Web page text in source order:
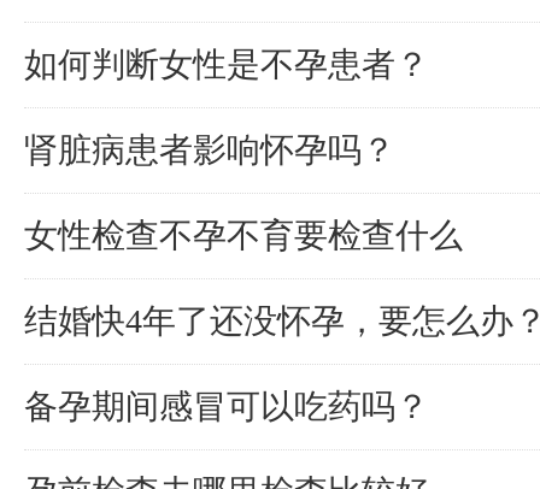
如何判断女性是不孕患者？
肾脏病患者影响怀孕吗？
女性检查不孕不育要检查什么
结婚快4年了还没怀孕，要怎么办
备孕期间感冒可以吃药吗？